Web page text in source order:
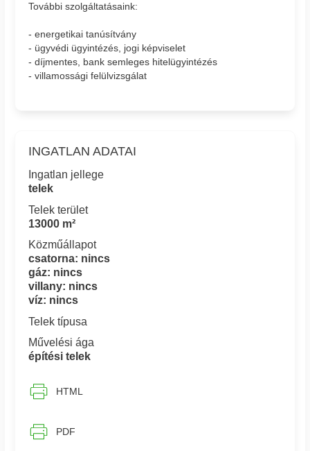
További szolgáltatásaink:
- energetikai tanúsítvány
- ügyvédi ügyintézés, jogi képviselet
- díjmentes, bank semleges hitelügyintézés
- villamossági felülvizsgálat
INGATLAN ADATAI
Ingatlan jellege
telek
Telek terület
13000 m²
Közműállapot
csatorna: nincs
gáz: nincs
villany: nincs
víz: nincs
Telek típusa
Művelési ága
építési telek
HTML
PDF